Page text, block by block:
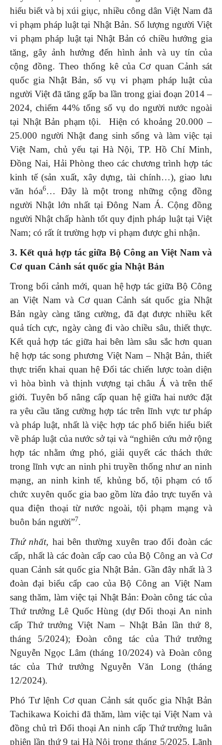
hiểu biết và bị xúi giục, nhiều công dân Việt Nam đã
vi phạm pháp luật tại Nhật Bản. Số lượng người Việt
vi phạm pháp luật tại Nhật Bản có chiều hướng gia
tăng, gây ảnh hưởng đến hình ảnh và uy tín của
cộng đồng. Theo thống kê của Cơ quan Cảnh sát
quốc gia Nhật Bản, số vụ vi phạm pháp luật của
người Việt đã tăng gấp ba lần trong giai đoạn 2014 –
2024, chiếm 44% tổng số vụ do người nước ngoài
tại Nhật Bản phạm tội. Hiện có khoảng 20.000 –
25.000 người Nhật đang sinh sống và làm việc tại
Việt Nam, chủ yếu tại Hà Nội, TP. Hồ Chí Minh,
Đồng Nai, Hải Phòng theo các chương trình hợp tác
kinh tế (sản xuất, xây dựng, tài chính…), giao lưu
văn hóa6… Đây là một trong những cộng đồng
người Nhật lớn nhất tại Đông Nam Á. Cộng đồng
người Nhật chấp hành tốt quy định pháp luật tại Việt
Nam; có rất ít trường hợp vi phạm được ghi nhận.
3. Kết quả hợp tác giữa Bộ Công an Việt Nam và
Cơ quan Cảnh sát quốc gia Nhật Bản
Trong bối cảnh mới, quan hệ hợp tác giữa Bộ Công
an Việt Nam và Cơ quan Cảnh sát quốc gia Nhật
Bản ngày càng tăng cường, đã đạt được nhiều kết
quả tích cực, ngày càng đi vào chiều sâu, thiết thực.
Kết quả hợp tác giữa hai bên làm sâu sắc hơn quan
hệ hợp tác song phương Việt Nam – Nhật Bản, thiết
thực triển khai quan hệ Đối tác chiến lược toàn diện
vì hòa bình và thịnh vượng tại châu Á và trên thế
giới. Tuyên bố nâng cấp quan hệ giữa hai nước đặt
ra yêu cầu tăng cường hợp tác trên lĩnh vực tư pháp
và pháp luật, nhất là việc hợp tác phổ biến hiểu biết
về pháp luật của nước sở tại và “nghiên cứu mở rộng
hợp tác nhằm ứng phó, giải quyết các thách thức
trong lĩnh vực an ninh phi truyền thống như an ninh
mạng, an ninh kinh tế, khủng bố, tội phạm có tổ
chức xuyên quốc gia bao gồm lừa đảo trực tuyến và
qua điện thoại từ nước ngoài, tội phạm mạng và
buôn bán người”7.
Thứ nhất, hai bên thường xuyên trao đổi đoàn các
cấp, nhất là các đoàn cấp cao của Bộ Công an và Cơ
quan Cảnh sát quốc gia Nhật Bản. Gần đây nhất là 3
đoàn đại biểu cấp cao của Bộ Công an Việt Nam
sang thăm, làm việc tại Nhật Bản: Đoàn công tác của
Thứ trưởng Lê Quốc Hùng (dự Đối thoại An ninh
cấp Thứ trưởng Việt Nam – Nhật Bản lần thứ 8,
tháng 5/2024); Đoàn công tác của Thứ trưởng
Nguyễn Ngọc Lâm (tháng 10/2024) và Đoàn công
tác của Thứ trưởng Nguyễn Văn Long (tháng
12/2024).
Phó Tư lệnh Cơ quan Cảnh sát quốc gia Nhật Bản
Tachikawa Koichi đã thăm, làm việc tại Việt Nam và
đồng chủ trì Đối thoại An ninh cấp Thứ trưởng luân
phiên lần thứ 9 tại Hà Nội trong tháng 5/2025. Lãnh